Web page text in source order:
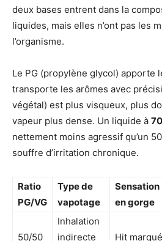
deux bases entrent dans la
liquides, mais elles n’ont pas les
l’organisme.
Le PG (propylène glycol) apporte
transporte les arômes avec
végétal) est plus visqueux, plus
vapeur plus dense. Un liquide à
nettement moins agressif qu’un
souffre d’irritation chronique.
Ratio
PG/VG
Type de
vapotage
Sensation
en gorge
50/50
Inhalation
indirecte
Hit marqué